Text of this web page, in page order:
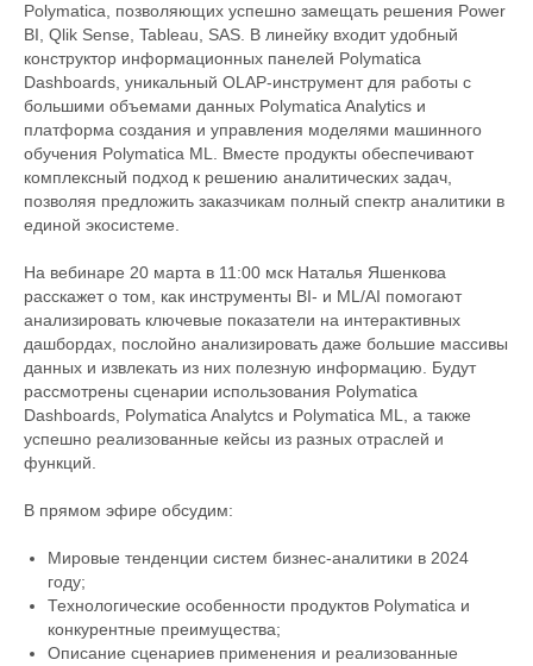
Polymatica, позволяющих успешно замещать решения Power
BI, Qlik Sense, Tableau, SAS. В линейку входит удобный
конструктор информационных панелей Polymatica
Dashboards, уникальный OLAP-инструмент для работы с
большими объемами данных Polymatica Analytics и
платформа создания и управления моделями машинного
обучения Polymatica ML. Вместе продукты обеспечивают
комплексный подход к решению аналитических задач,
позволяя предложить заказчикам полный спектр аналитики в
единой экосистеме.
На вебинаре 20 марта в 11:00 мск Наталья Яшенкова
расскажет о том, как инструменты BI- и ML/AI помогают
анализировать ключевые показатели на интерактивных
дашбордах, послойно анализировать даже большие массивы
данных и извлекать из них полезную информацию. Будут
рассмотрены сценарии использования Polymatica
Dashboards, Polymatica Analytcs и Polymatica ML, а также
успешно реализованные кейсы из разных отраслей и
функций.
В прямом эфире обсудим:
Мировые тенденции систем бизнес-аналитики в 2024
году;
Технологические особенности продуктов Polymatica и
конкурентные преимущества;
Описание сценариев применения и реализованные